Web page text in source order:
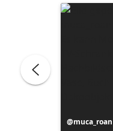
Beitrag
muca_roan